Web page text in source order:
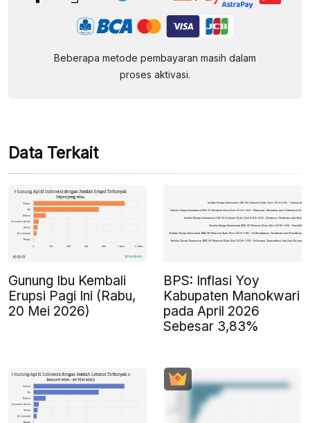
Beberapa metode pembayaran masih dalam
proses aktivasi.
Data Terkait
Gunung Ibu Kembali
Erupsi Pagi Ini (Rabu,
20 Mei 2026)
BPS: Inflasi Yoy
Kabupaten Manokwari
pada April 2026
Sebesar 3,83%